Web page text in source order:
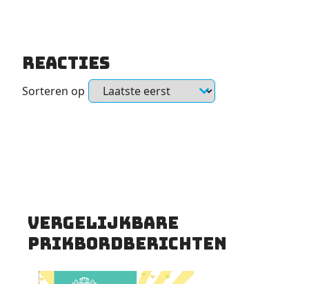
Reacties
Sorteren op
Vergelijkbare
prikbordberichten